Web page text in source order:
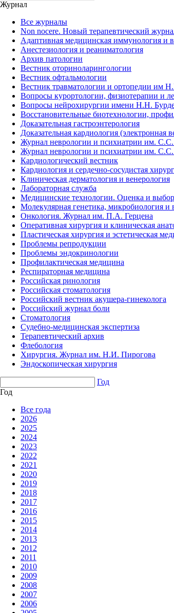
Журнал
Все журналы
Non nocere. Новый терапевтический
Адаптивная медицинская иммунология и
Анестезиология и реаниматология
Архив патологии
Вестник оториноларингологии
Вестник офтальмологии
Вестник травматологии и ортопедии им
Вопросы курортологии, физиотерапии и
Вопросы нейрохирургии имени Н.Н.
Восстановительные биотехнологии,
Доказательная гастроэнтерология
Доказательная кардиология (электронная
Журнал неврологии и психиатрии им. С.С.
Журнал неврологии и психиатрии им.
Кардиологический вестник
Кардиология и сердечно-сосудистая
Клиническая дерматология и венерология
Лабораторная служба
Медицинские технологии. Оценка и выбор
Молекулярная генетика, микробиология и
Онкология. Журнал им. П.А. Герцена
Оперативная хирургия и клиническая
Пластическая хирургия и эстетическая
Проблемы репродукции
Проблемы эндокринологии
Профилактическая медицина
Респираторная медицина
Российская ринология
Российская стоматология
Российский вестник акушера-гинеколога
Российский журнал боли
Стоматология
Судебно-медицинская экспертиза
Терапевтический архив
Флебология
Хирургия. Журнал им. Н.И. Пирогова
Эндоскопическая хирургия
Год
Год
Все года
2026
2025
2024
2023
2022
2021
2020
2019
2018
2017
2016
2015
2014
2013
2012
2011
2010
2009
2008
2007
2006